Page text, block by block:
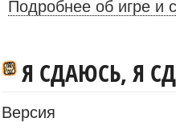
Подробнее об игре и
Я СДАЮСЬ, Я
Версия